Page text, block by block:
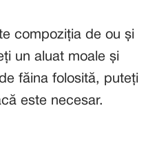
compoziția de ou și
un aluat moale și
făina folosită, puteți
este necesar.